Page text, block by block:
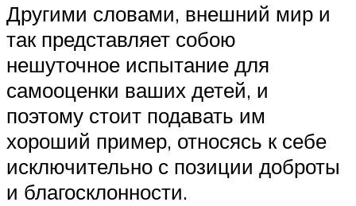
Другими словами, внешний мир и
так представляет собою
нешуточное испытание для
самооценки ваших детей, и
поэтому стоит подавать им
хороший пример, относясь к себе
исключительно с позиции доброты
и благосклонности.